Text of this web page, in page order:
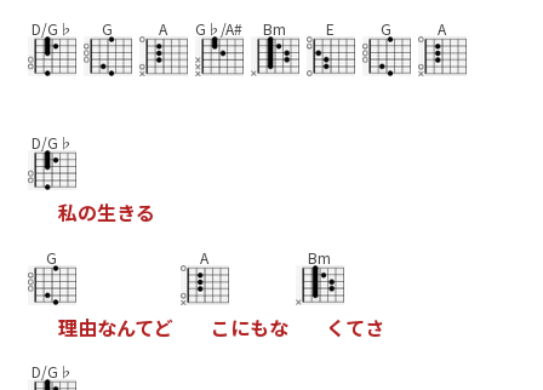
D/G♭ G A G♭/A# Bm E G A
D/G♭
私の生きる
G
理由なんてど
A
こ にもな
Bm
く てさ
D/G♭